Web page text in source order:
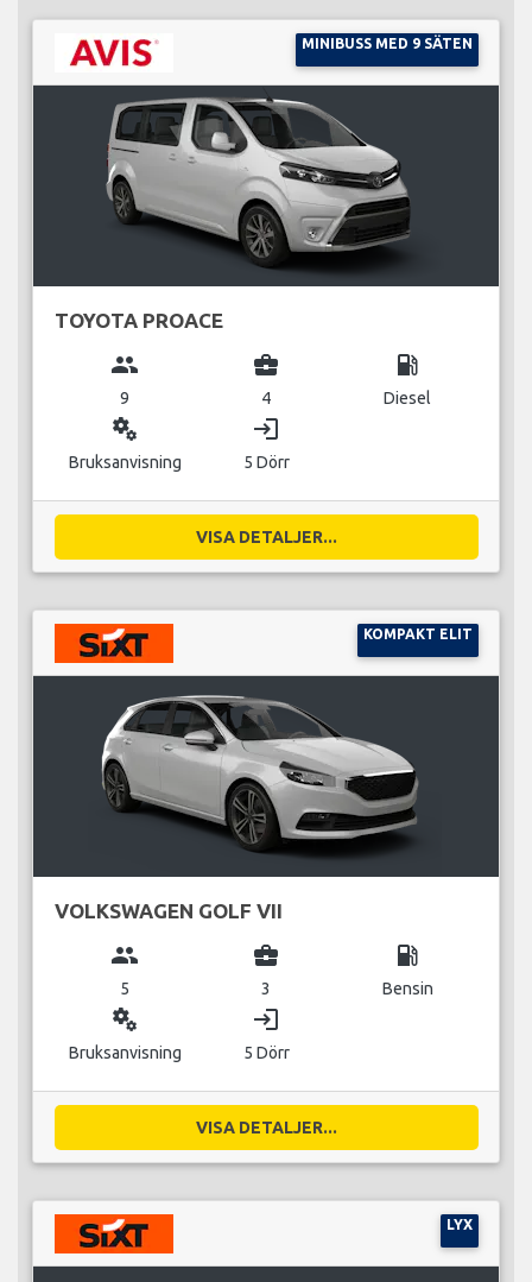
MINIBUSS MED 9 SÄTEN
TOYOTA PROACE
group
9
business_center
4
local_gas_station
Diesel
miscellaneous_services
Bruksanvisning
login
5 Dörr
VISA DETALJER...
KOMPAKT ELIT
VOLKSWAGEN GOLF VII
group
5
business_center
3
local_gas_station
Bensin
miscellaneous_services
Bruksanvisning
login
5 Dörr
VISA DETALJER...
LYX